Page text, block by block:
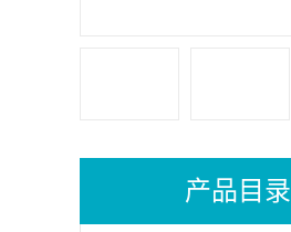
产品目录